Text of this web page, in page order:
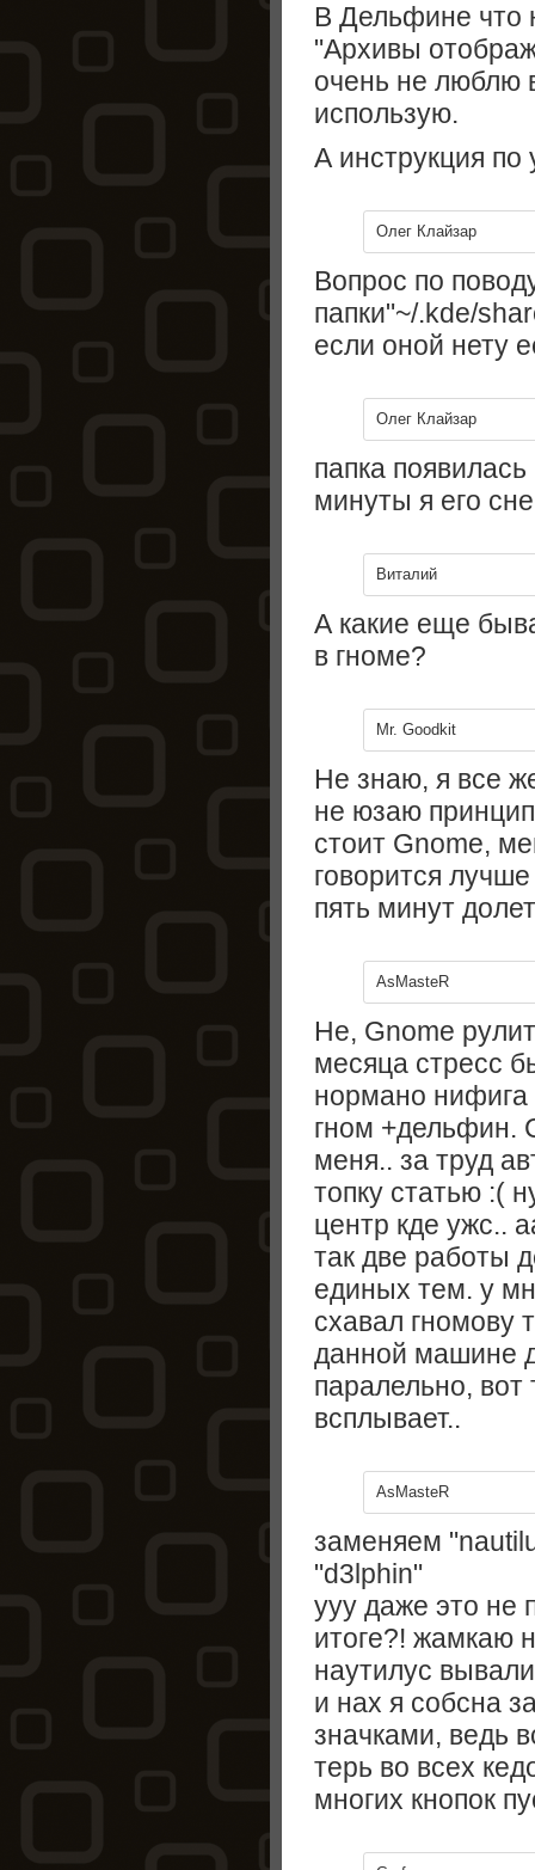
В Дельфине что
"Архивы
очень не люблю
использую.
А инструкция по
Олег Клайзар
Вопрос по
папки"~/.kde/
если оной нету
Олег Клайзар
папка
минуты я его
Виталий
А какие еще
в гноме?
Mr. Goodkit
Не знаю, я все
не юзаю
стоит Gnome,
говорится
пять минут
AsMasteR
Не, Gnome
месяца стресс
нормано
гном +дельфин.
меня.. за труд
топку статью :(
центр кде ужс..
так две работы
единых тем. у
схавал гномову
данной машине
паралельно, вот
всплывает..
AsMasteR
заменяем
"d3lphin"
ууу даже это не
итоге?! жамкаю
наутилус
и нах я собсна
значками, ведь
терь во всех
многих кнопок